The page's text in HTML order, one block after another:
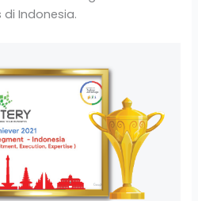
Indonesia.